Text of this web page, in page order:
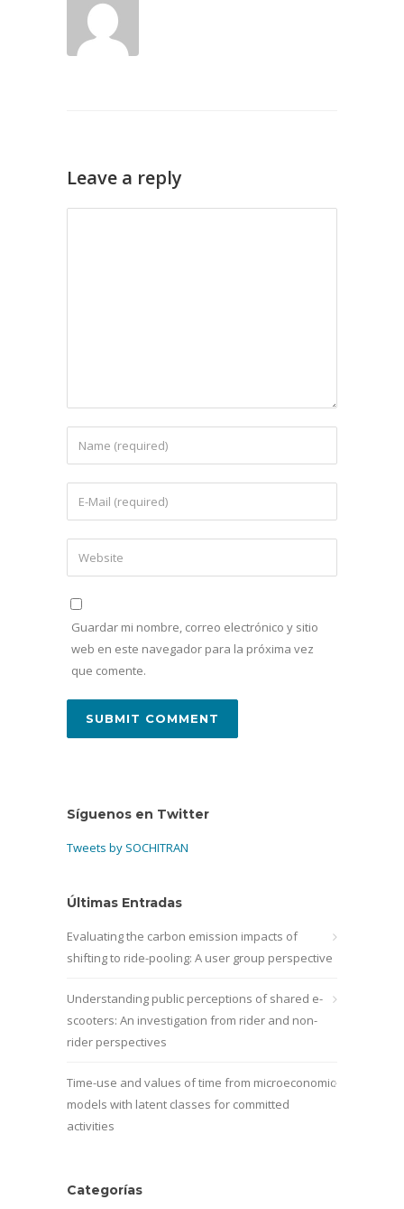
Leave a reply
Guardar mi nombre, correo electrónico y sitio
web en este navegador para la próxima vez
que comente.
Síguenos en Twitter
Tweets by SOCHITRAN
Últimas Entradas
Evaluating the carbon emission impacts of
shifting to ride-pooling: A user group perspective
Understanding public perceptions of shared e-
scooters: An investigation from rider and non-
rider perspectives
Time-use and values of time from microeconomic
models with latent classes for committed
activities
Categorías